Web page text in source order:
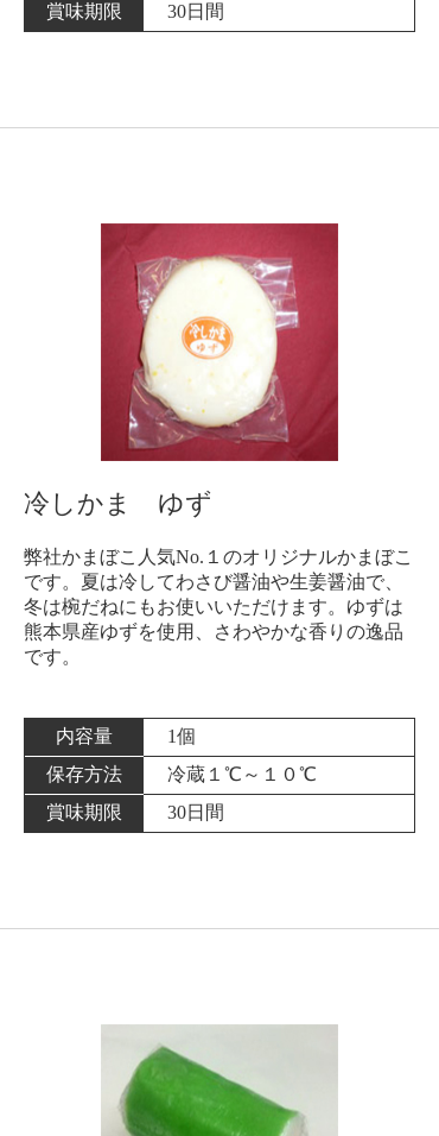
賞味期限
30日間
冷しかま ゆず
弊社かまぼこ人気No.１のオリジナルかまぼこ
です。夏は冷してわさび醤油や生姜醤油で、
冬は椀だねにもお使いいただけます。ゆずは
熊本県産ゆずを使用、さわやかな香りの逸品
です。
内容量
1個
保存方法
冷蔵１℃～１０℃
賞味期限
30日間